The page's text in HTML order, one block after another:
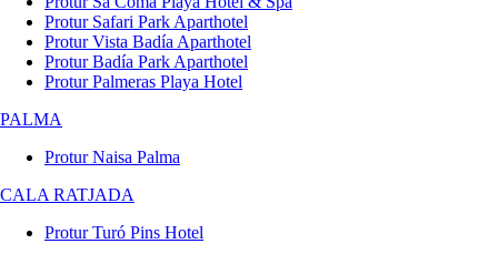
Protur Safari Park Aparthotel
Protur Vista Badía Aparthotel
Protur Badía Park Aparthotel
Protur Palmeras Playa Hotel
PALMA
Protur Naisa Palma
CALA RATJADA
Protur Turó Pins Hotel